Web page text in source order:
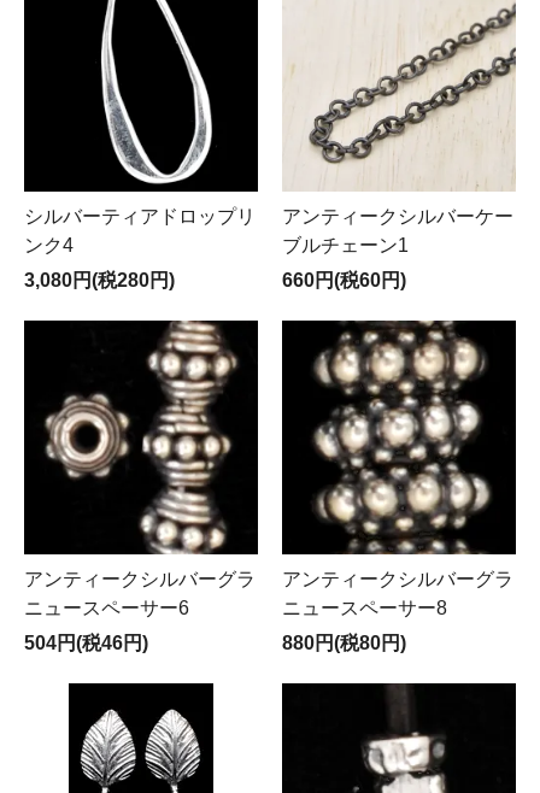
シルバーティアドロップリ
ンク4
3,080円(税280円)
アンティークシルバーケー
ブルチェーン1
660円(税60円)
アンティークシルバーグラ
ニュースペーサー6
504円(税46円)
アンティークシルバーグラ
ニュースペーサー8
880円(税80円)